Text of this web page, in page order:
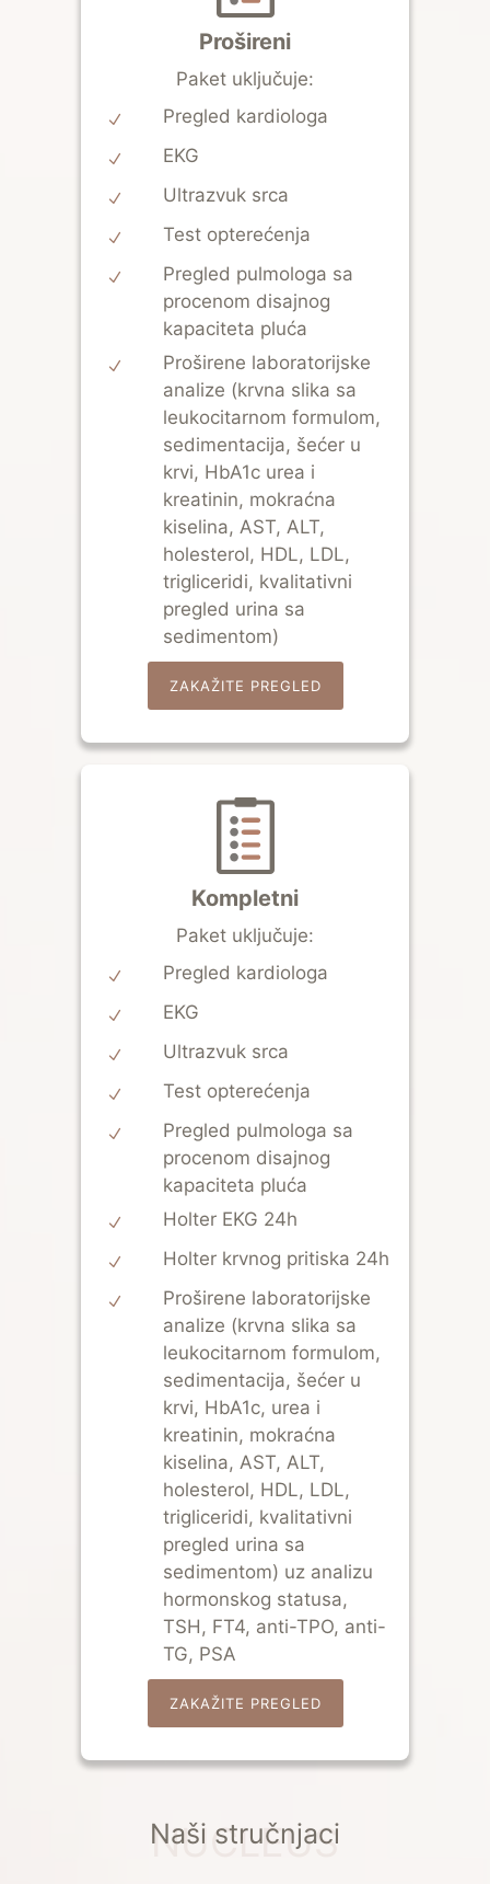
Prošireni
Paket uključuje:
Pregled kardiologa
EKG
Ultrazvuk srca
Test opterećenja
Pregled pulmologa sa
procenom disajnog
kapaciteta pluća
Proširene laboratorijske
analize (krvna slika sa
leukocitarnom formulom,
sedimentacija, šećer u
krvi, HbA1c urea i
kreatinin, mokraćna
kiselina, AST, ALT,
holesterol, HDL, LDL,
trigliceridi, kvalitativni
pregled urina sa
sedimentom)
ZAKAŽITE PREGLED
Kompletni
Paket uključuje:
Pregled kardiologa
EKG
Ultrazvuk srca
Test opterećenja
Pregled pulmologa sa
procenom disajnog
kapaciteta pluća
Holter EKG 24h
Holter krvnog pritiska 24h
Proširene laboratorijske
analize (krvna slika sa
leukocitarnom formulom,
sedimentacija, šećer u
krvi, HbA1c, urea i
kreatinin, mokraćna
kiselina, AST, ALT,
holesterol, HDL, LDL,
trigliceridi, kvalitativni
pregled urina sa
sedimentom) uz analizu
hormonskog statusa,
TSH, FT4, anti-TPO, anti-
TG, PSA
ZAKAŽITE PREGLED
NUCLEUS
Naši stručnjaci